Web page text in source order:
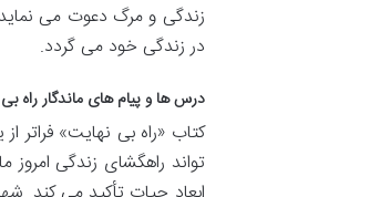
زندگی و مرگ دعوت می
در زندگی خود می گردد.
درس ها و پیام های ماندگار راه
کتاب «راه بی نهایت» فراتر
تواند راهگشای زندگی